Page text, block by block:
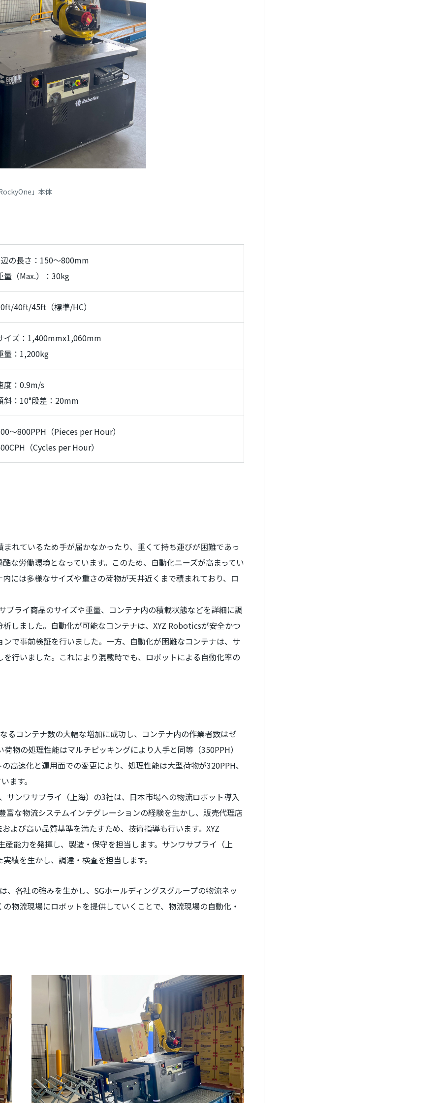
」本体
の長さ： 150～800mm
量（Max.）： 30kg
40ft/45ft（標準/HC）
イズ： 1,400mmx1,060mm
量： 1,200kg
度： 0.9m/s
斜： 10°段差： 20mm
～800PPH （Pieces per Hour）
（Cycles per Hour）
ているため手が届かなかったり、重くて持ち運びが困難であっ
な労働環境となっています。このため、自動化ニーズが高まってい
には多様なサイズや重さの荷物が天井近くまで積まれており、ロ
プライ商品のサイズや重量、コンテナ内の積載状態などを詳細に調
しました。自動化が可能なコンテナは、 XYZ Roboticsが安全かつ
で事前検証を行いました。一方、自動化が困難なコンテナは、サ
行いました。これにより混載時でも、ロボットによる自動化率の
るコンテナ数の大幅な増加に成功し、コンテナ内の作業者数はゼ
荷物の処理性能はマルチピッキングにより人手と同等（350PPH）
高速化と運用面での変更により、処理性能は大型荷物が320PPH、
ます。
サンワサプライ（上海）の3社は、日本市場への物流ロボット導入
富な物流システムインテグレーションの経験を生かし、販売代理店
よび高い品質基準を満たすため、技術指導も行います。 XYZ
能力を発揮し、製造・保守を担当します。サンワサプライ（上
績を生かし、調達・検査を担当します。
、各社の強みを生かし、 SGホールディングスグループの物流ネッ
物流現場にロボットを提供していくことで、物流現場の自動化・